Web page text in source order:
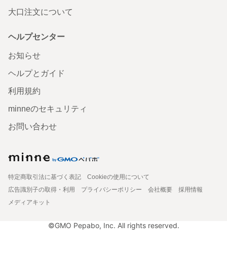
大口注文について
ヘルプセンター
お知らせ
ヘルプとガイド
利用規約
minneのセキュリティ
お問い合わせ
特定商取引法に基づく表記
Cookieの使用について
広告識別子の取得・利用
プライバシーポリシー 会社概要
採用情報
メディアキット
©GMO Pepabo, Inc. All rights reserved.